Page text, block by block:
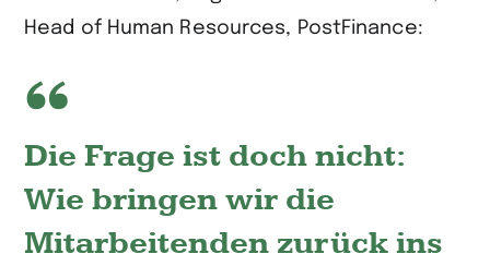
Head of Human Resources, PostFinance:
Die Frage ist doch nicht:
Wie bringen wir die
Mitarbeitenden zurück ins